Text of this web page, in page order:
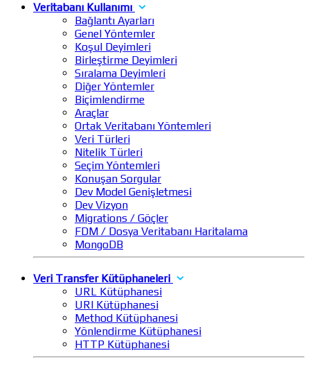
Veritabanı Kullanımı
Bağlantı Ayarları
Genel Yöntemler
Koşul Deyimleri
Birleştirme Deyimleri
Sıralama Deyimleri
Diğer Yöntemler
Biçimlendirme
Araçlar
Ortak Veritabanı Yöntemleri
Veri Türleri
Nitelik Türleri
Seçim Yöntemleri
Konuşan Sorgular
Dev Model Genişletmesi
Dev Vizyon
Migrations / Göçler
FDM / Dosya Veritabanı Haritalama
MongoDB
Veri Transfer Kütüphaneleri
URL Kütüphanesi
URI Kütüphanesi
Method Kütüphanesi
Yönlendirme Kütüphanesi
HTTP Kütüphanesi